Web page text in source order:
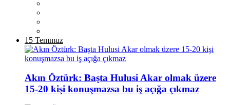
15 Temmuz
Akın Öztürk: Başta Hulusi Akar olmak üzere
15-20 kişi konuşmazsa bu iş açığa çıkmaz